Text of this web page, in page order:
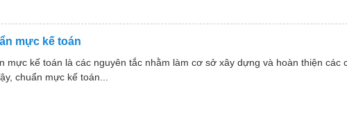
mực kế toán
mực kế toán là các nguyên tắc nhằm làm cơ sở xây dựng và hoàn thiện các
chuẩn mực kế toán...